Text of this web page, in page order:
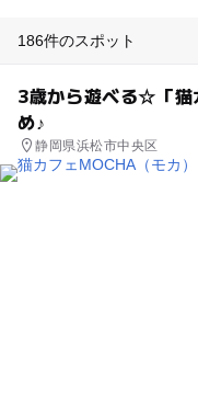
186件のスポット
3歳から遊べる☆「猫
め♪
静岡県浜松市中央区